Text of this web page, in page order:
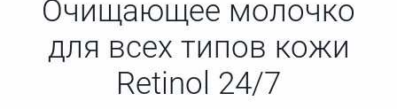
Очищающее молочко
для всех типов кожи
Retinol 24/7